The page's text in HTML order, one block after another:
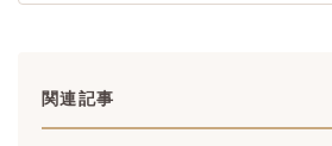
関連記事